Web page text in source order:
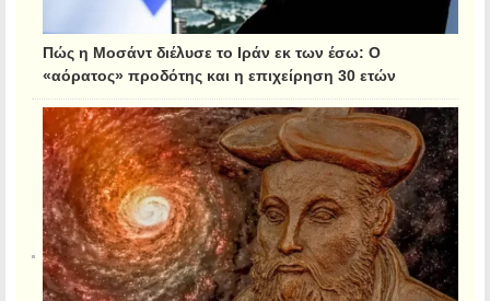
Πώς η Μοσάντ διέλυσε το Ιράν εκ των έσω: Ο
«αόρατος» προδότης και η επιχείρηση 30 ετών